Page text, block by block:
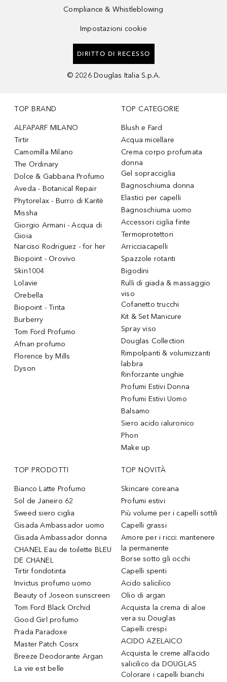
Compliance & Whistleblowing
Impostazioni cookie
DIRITTO DI RECESSO
© 2026 Douglas Italia S.p.A.
TOP BRAND
ALFAPARF MILANO
Tirtir
Camomilla Milano
The Ordinary
Dolce & Gabbana Profumo
Aveda - Botanical Repair
Phytorelax - Burro di Karitè
Missha
Giorgio Armani - Acqua di
Gioia
Narciso Rodriguez - for her
Biopoint - Orovivo
Skin1004
Lolavie
Orebella
Biopoint - Tinta
Burberry
Tom Ford Profumo
Afnan profumo
Florence by Mills
Dyson
TOP CATEGORIE
Blush e Fard
Acqua micellare
Crema corpo profumata
donna
Gel sopracciglia
Bagnoschiuma donna
Elastici per capelli
Bagnoschiuma uomo
Accessori ciglia finte
Termoprotettori
Arricciacapelli
Spazzole rotanti
Bigodini
Rulli di giada & massaggio
viso
Cofanetto trucchi
Kit & Set Manicure
Spray viso
Douglas Collection
Rimpolpanti & volumizzanti
labbra
Rinforzante unghie
Profumi Estivi Donna
Profumi Estivi Uomo
Balsamo
Siero acido ialuronico
Phon
Make up
TOP PRODOTTI
Bianco Latte Profumo
Sol de Janeiro 62
Sweed siero ciglia
Gisada Ambassador uomo
Gisada Ambassador donna
CHANEL Eau de toilette BLEU
DE CHANEL
Tirtir fondotinta
Invictus profumo uomo
Beauty of Joseon sunscreen
Tom Ford Black Orchid
Good Girl profumo
Prada Paradoxe
Master Patch Cosrx
Breeze Deodorante Argan
La vie est belle
TOP NOVITÀ
Skincare coreana
Profumi estivi
Più volume per i capelli sottili
Capelli grassi
Amore per i ricci: mantenere
la permanente
Borse sotto gli occhi
Capelli spenti
Acido salicilico
Olio di argan
Acquista la crema di aloe
vera su Douglas
Capelli crespi
ACIDO AZELAICO
Acquista le creme all’acido
salicilico da DOUGLAS
Colorare i capelli bianchi